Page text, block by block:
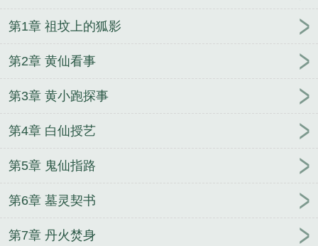
第1章 祖坟上的狐影
第2章 黄仙看事
第3章 黄小跑探事
第4章 白仙授艺
第5章 鬼仙指路
第6章 墓灵契书
第7章 丹火焚身